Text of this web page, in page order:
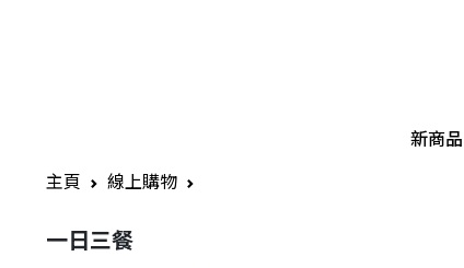
新商品
主頁
線上購物
一日三餐